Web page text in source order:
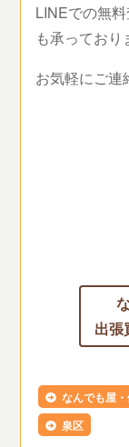
LINEでの無
も承っており
お気軽にご連
出張
なんでも屋
泉区